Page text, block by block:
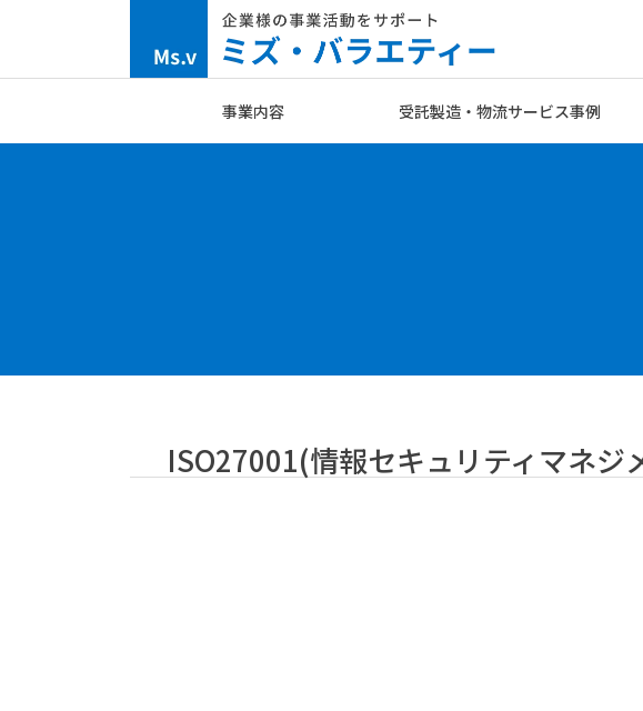
事業内容 受託製造・物流サービス事例
ISO27001(情報セキュリティマネジ